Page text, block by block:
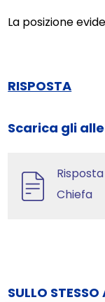
La posizione
RISPOSTA
Scarica gli
Chiefa
SULLO